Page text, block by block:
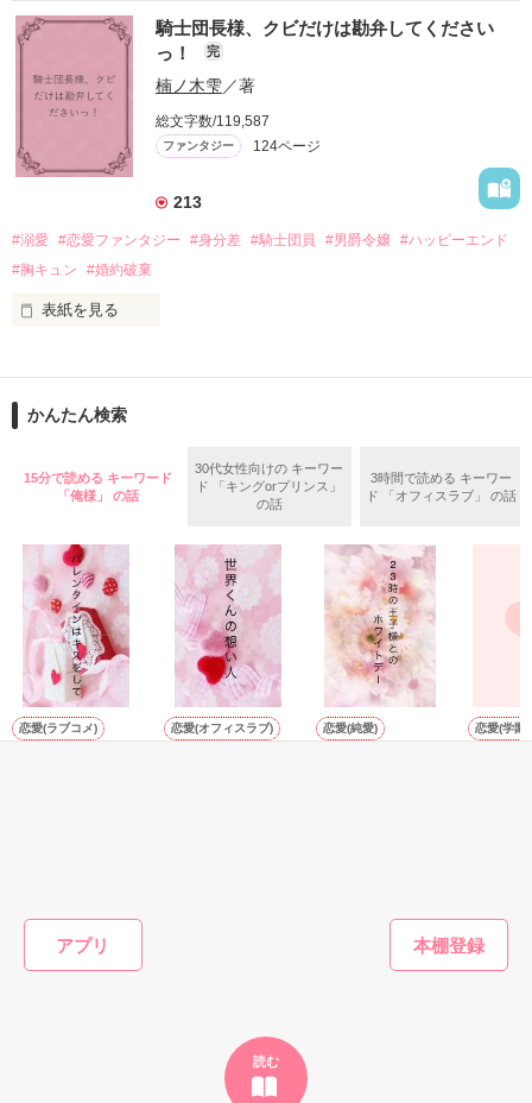
アプリ
読む
「──はい、喜んで！」
出会いは最悪、結婚生活は最高……？
愛を知らない公爵と天然怪力令嬢の溺愛バイオレンスラブコメ
ディです。
＊この世界のお金はお札にさせてください。
＊なろう、カクヨム、アルファポリス掲載中
作品を読む
＼異世界ラブコメ×ハッピーファンタジー／
「いやっほぉぉおお〜い！！！！」
バンジーした侯爵令嬢の先にいたのは
甘いマスクの公爵様の頭上でした
「…は？」
リリィ・ロゼッタ侯爵令嬢
ふんわりとした淡いピンクの髪に澄んだ水色の瞳
透き通るほど白い肌と華奢の手足
お人形のように可愛いらしい見た目とは裏腹に
ギル・レイヴン公爵
サラサラとした綺麗な黒髪に綺麗な青色の瞳
あまりにも整った顔は女性たちを引き寄せる
社交界で圧倒的人気を誇っていた
表では甘いマスクを被る彼の裏は……
【修行してきます。私は元気です。】
謎のリリィらしい手紙を残して逃亡
騎士団長様、クビだけは勘弁してください
っ！
完
楠ノ木雫／著
総文字数/119,587
ファンタジー 124ページ
213
#溺愛 #恋愛ファンタジー #身分差 #騎士団員 #男爵令嬢 #ハッピーエンド
#胸キュン
#婚約破棄
表紙を見る
目が覚めたら、自分の隣に知らない男が眠っていた。
朝の鍛錬が迫っていて置いていったが……
鍛錬後の業務中に遭遇、彼はあの近衛騎士団長だと判明した。
「そうだな……黙ってはおいてやろう。だが、何でもするとい
う言葉は言わないほうがいい」
甘い言葉をささやく近衛騎士団長に翻弄されるテレシアの恋物
語が始まる——
×
騎士団員の男爵令嬢
かんたん検索
15分で読める キーワード
「俺様」 の話
30代女性向けの キーワー
ド 「キングorプリンス」
の話
3時間で読める キーワー
ド 「オフィスラブ」 の話
恋愛(ラブコメ) 恋愛(オフィスラブ) 恋愛(純愛) 恋愛(学園)
かんたん検索の条件を変える